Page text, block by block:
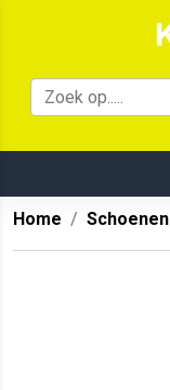
Home Schoenen